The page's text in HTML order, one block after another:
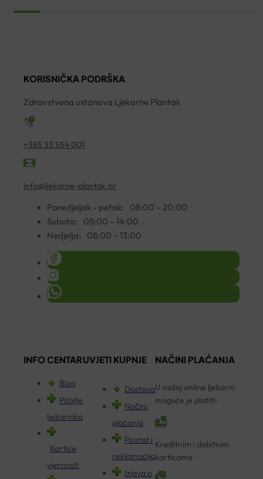
KORISNIČKA PODRŠKA
Zdravstvena ustanova Ljekarne Plantak
+385 33 554 001
info@ljekarne-plantak.hr
Ponedjeljak - petak:
08:00 – 20:00
Subota:
08:00 – 14:00
Nedjelja:
08:00 – 13:00
INFO CENTAR
Blog
Pitajte
ljekarnika
Kartice
vjernosti
UVJETI KUPNJE
Dostava
Načini
plaćanja
Povrat i
reklamacija
Izjava o
NAČINI PLAĆANJA
U našoj online ljekarni
moguće je platiti:
Kreditnim i debitnim
karticama